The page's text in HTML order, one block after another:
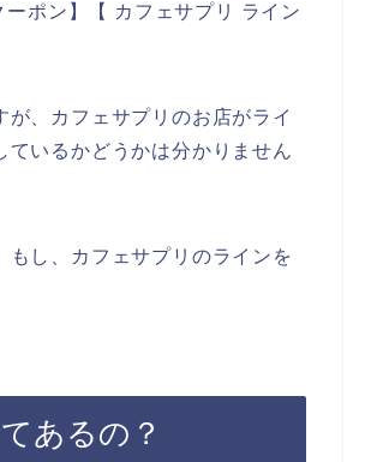
ポン】【 カフェサプリ ライン
、カフェサプリのお店がライ
いるかどうかは分かりません
し、カフェサプリのラインを
あるの？